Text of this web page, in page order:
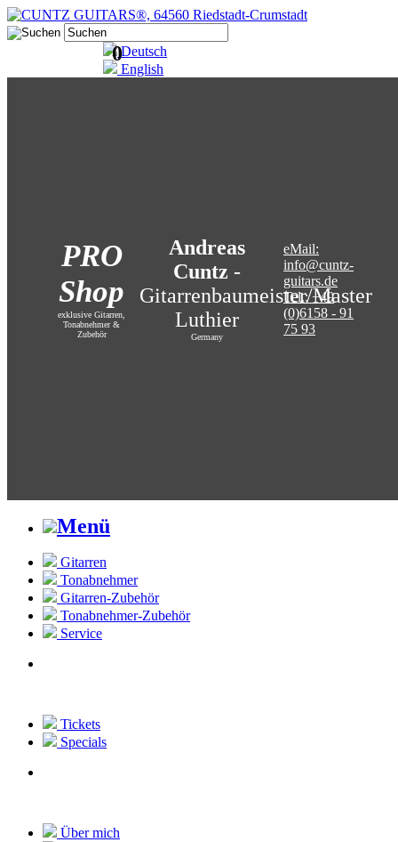
0Deutsch
English
PRO
Shop
exklusive Gitarren,
Tonabnehmer &
Zubehör
Andreas
Cuntz -
Gitarrenbaumeister/Master
Luthier
Germany
eMail:
info@cuntz-
guitars.de
Tel.: +49
(0)6158 - 91
75 93
Menü
Gitarren
Tonabnehmer
Gitarren-Zubehör
Tonabnehmer-Zubehör
Service
Tickets
Specials
Über mich